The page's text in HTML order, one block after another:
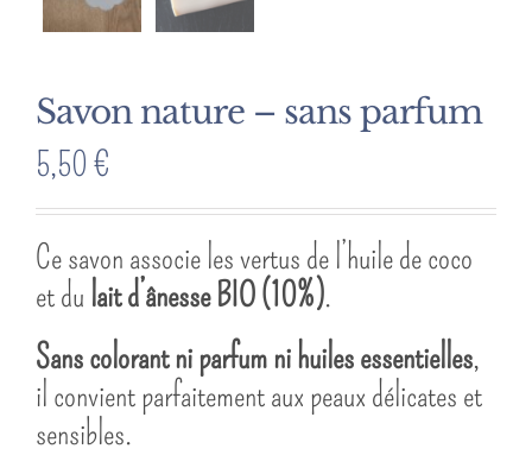
Savon nature – sans parfum
5,50 €
Ce savon associe les vertus de l’huile de coco
et du lait d’ânesse BIO (10%).
Sans colorant ni parfum ni huiles essentielles,
il convient parfaitement aux peaux délicates et
sensibles.